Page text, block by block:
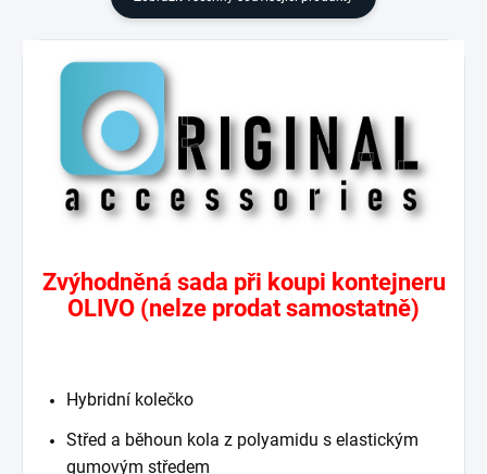
Zvýhodněná sada při koupi kontejneru
OLIVO (nelze prodat samostatně)
Hybridní kolečko
Střed a běhoun kola z polyamidu s elastickým
gumovým středem